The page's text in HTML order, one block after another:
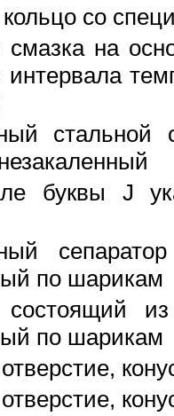
со
смазка на
стальной
буквы J
по шарикам
состоящий
по шарикам